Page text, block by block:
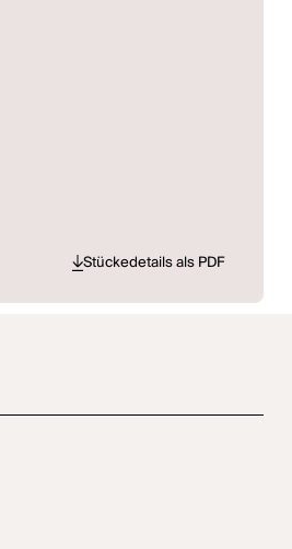
Stückedetails als PDF